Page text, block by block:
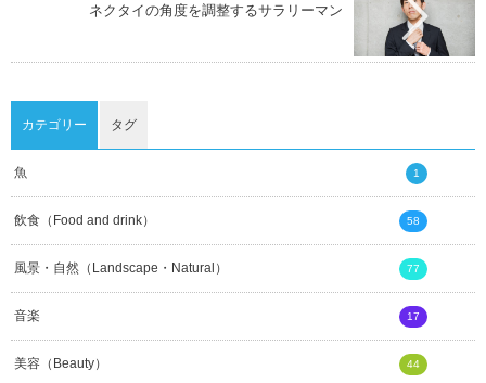
ネクタイの角度を調整するサラリーマン
カテゴリー タグ
魚 1
飲食（Food and drink） 58
風景・自然（Landscape・Natural） 77
音楽 17
美容（Beauty） 44